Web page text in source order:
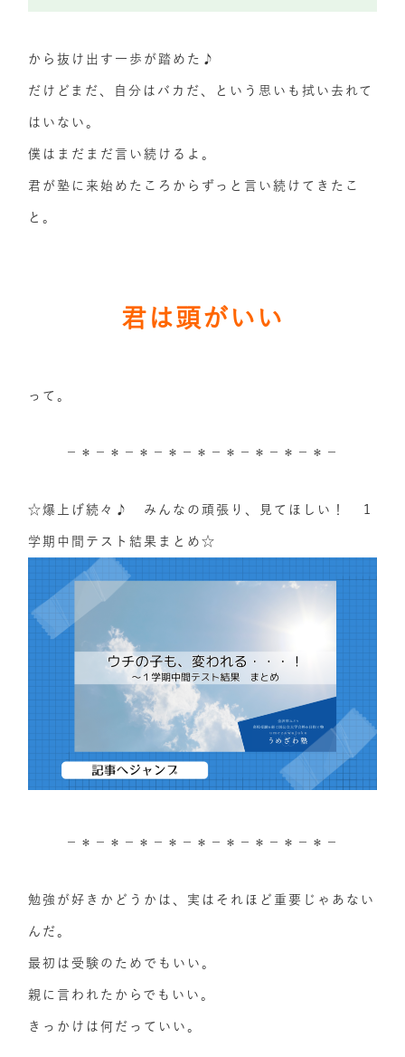
から抜け出す一歩が踏めた♪
だけどまだ、自分はバカだ、という思いも拭い去れて
はいない。
僕はまだまだ言い続けるよ。
君が塾に来始めたころからずっと言い続けてきたこ
と。
君は頭がいい
って。
－＊－＊－＊－＊－＊－＊－＊－＊－＊－
☆爆上げ続々♪ みんなの頑張り、見てほしい！ １
学期中間テスト結果まとめ☆
－＊－＊－＊－＊－＊－＊－＊－＊－＊－
勉強が好きかどうかは、実はそれほど重要じゃあない
んだ。
最初は受験のためでもいい。
親に言われたからでもいい。
きっかけは何だっていい。